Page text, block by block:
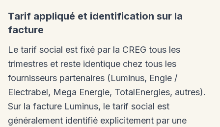
Tarif appliqué et identification sur la
facture
Le tarif social est fixé par la CREG tous les
trimestres et reste identique chez tous les
fournisseurs partenaires (Luminus, Engie /
Electrabel, Mega Energie, TotalEnergies, autres).
Sur la facture Luminus, le tarif social est
généralement identifié explicitement par une